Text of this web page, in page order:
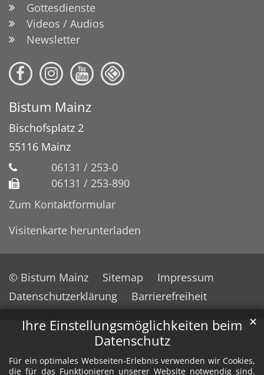
Ihre Einstellungsmöglichkeiten beim
Datenschutz
Für ein optimales Webseiten-Erlebnis verwenden wir Cookies,
die für das Funktionieren unserer Website notwendig sind.
✕
Gottesdienste
Videos / Audios
Newsletter
Bistum Mainz
Bischofsplatz 2
55116 Mainz
06131 / 253-0
06131 / 253-890
Zum Kontaktformular
Visitenkarte herunterladen
© Bistum Mainz Sitemap
Impressum
Datenschutzerklärung
Barrierefreiheit